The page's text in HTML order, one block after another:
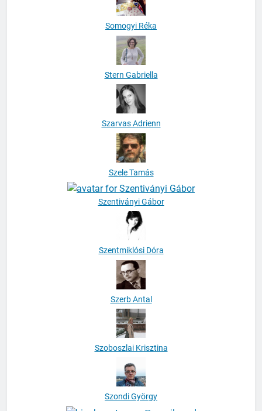
Somogyi Réka
Stern Gabriella
Szarvas Adrienn
Szele Tamás
Szentiványi Gábor
Szentmiklósi Dóra
Szerb Antal
Szoboszlai Krisztina
Szondi György